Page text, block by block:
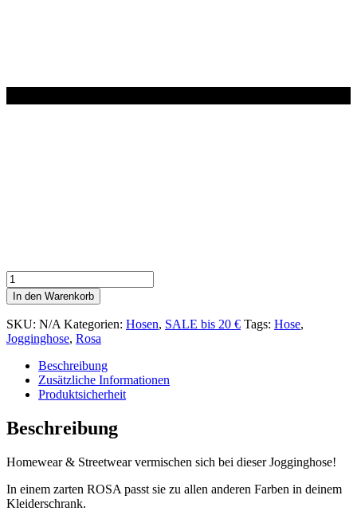
Sweathose
-
Jogginghose
Classic
ROSA
Menge
In den Warenkorb
SKU: N/A Kategorien: Hosen, SALE bis 20 € Tags: Hose,
Jogginghose, Rosa
Beschreibung
Zusätzliche Informationen
Produktsicherheit
Beschreibung
Homewear & Streetwear vermischen sich bei dieser Jogginghose!
In einem zarten ROSA passt sie zu allen anderen Farben in deinem
Kleiderschrank.